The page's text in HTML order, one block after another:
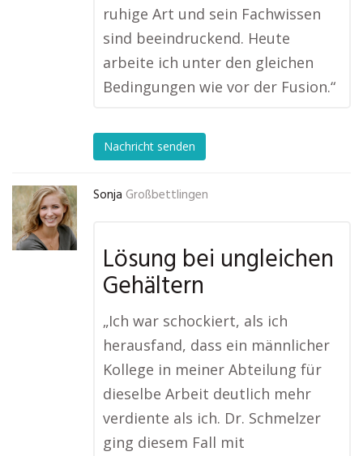
ruhige Art und sein Fachwissen
sind beeindruckend. Heute
arbeite ich unter den gleichen
Bedingungen wie vor der Fusion.“
Nachricht senden
Sonja Großbettlingen
Lösung bei ungleichen
Gehältern
„Ich war schockiert, als ich
herausfand, dass ein männlicher
Kollege in meiner Abteilung für
dieselbe Arbeit deutlich mehr
verdiente als ich. Dr. Schmelzer
ging diesem Fall mit